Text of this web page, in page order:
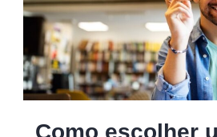
de
Marketing
Digital
Como escolher